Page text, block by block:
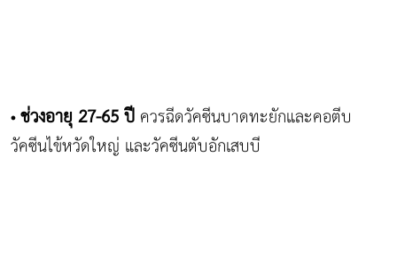
•ช่วงอายุ 27-65 ปี ควรฉีดวัคซีนบาดทะยักและคอตีบ
วัคซีนไข้หวัดใหญ่ และวัคซีนตับอักเสบบี